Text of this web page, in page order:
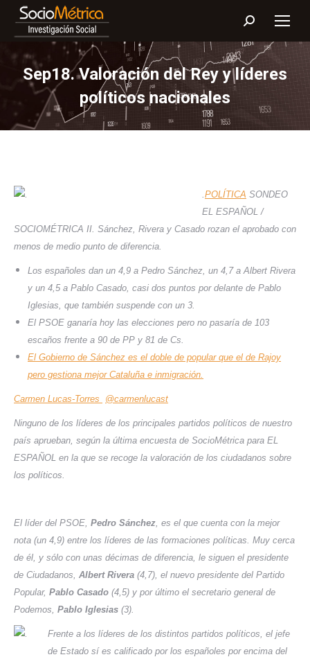
Buscar:
Sep18. Valoración del Rey y líderes
políticos nacionales
.POLÍTICA SONDEO
EL ESPAÑOL /
SOCIOMÉTRICA II. Sánchez, Rivera y Casado rozan el aprobado con
menos de medio punto de diferencia.
Los españoles dan un 4,9 a Pedro Sánchez, un 4,7 a Albert Rivera
y un 4,5 a Pablo Casado, casi dos puntos por delante de Pablo
Iglesias, que también suspende con un 3.
El PSOE ganaría hoy las elecciones pero no pasaría de 103
escaños frente a 90 de PP y 81 de Cs.
El Gobierno de Sánchez es el doble de popular que el de Rajoy
pero gestiona mejor Cataluña e inmigración.
Carmen Lucas-Torres @carmenlucast
Ninguno de los líderes de los principales partidos políticos de nuestro
país aprueban, según la última encuesta de SocioMétrica para EL
ESPAÑOL en la que se recoge la valoración de los ciudadanos sobre
los políticos.
El líder del PSOE, Pedro Sánchez, es el que cuenta con la mejor
nota (un 4,9) entre los líderes de las formaciones políticas. Muy cerca
de él, y sólo con unas décimas de diferencia, le siguen el presidente
de Ciudadanos, Albert Rivera (4,7), el nuevo presidente del Partido
Popular, Pablo Casado (4,5) y por último el secretario general de
Podemos, Pablo Iglesias (3).
Frente a los líderes de los distintos partidos políticos, el jefe
de Estado sí es calificado por los españoles por encima del